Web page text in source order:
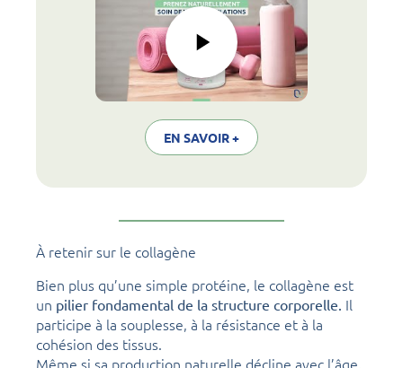
EN SAVOIR +
À retenir sur le collagène
Bien plus qu’une simple protéine, le collagène est
un pilier fondamental de la structure corporelle. Il
participe à la souplesse, à la résistance et à la
cohésion des tissus.
Même si sa production naturelle décline avec l’âge,